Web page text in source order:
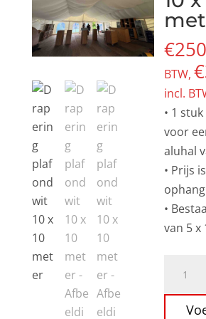
€
BTW,€
incl.
• 1
voor
aluhal
• Prijs
•
van 5 x
plafond